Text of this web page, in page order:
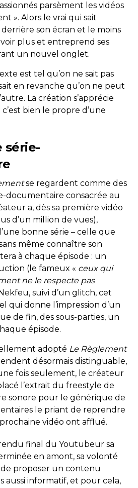
parsèment les vidéos
». Alors le vrai qui sait
son écran et le moins
plus et entreprend ses
un nouvel onglet.
est tel qu’on ne sait pas
en revanche qu’on ne peut
La création s’apprécie
bien le propre d’une
série-
se regardent comme des
documentaire consacrée au
a, dès sa première vidéo
d’un million de vues),
bonne série – celle que
même connaître son
à chaque épisode : un
(le fameux « ceux qui
ne le respecte pas
suivi d’un glitch, cet
qui donne l’impression d’un
de fin, des sous-parties, un
épisode.
adopté Le Règlement
désormais distinguable,
fois seulement, le créateur
l’extrait du freestyle de
sonore pour le générique de
le priant de reprendre
vidéo ont afflué.
final du Youtubeur sa
en amont, sa volonté
de proposer un contenu
aussi informatif, et pour cela,